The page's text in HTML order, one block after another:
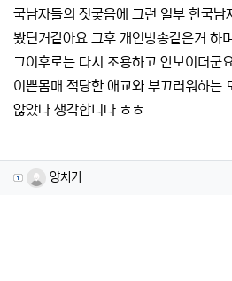
국남자들의 짓궂음에 그런 일부 한국남
봤던거같아요 그후 개인방송같은거 하
그이후로는 다시 조용하고 안보이더군
이쁜몸매 적당한 애교와 부끄러워하는
않았나 생각합니다 ㅎㅎ
양치기님의 댓글
양치기